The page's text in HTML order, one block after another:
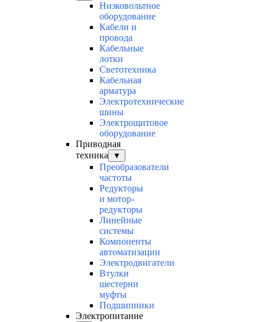
Низковольтное
оборудование
Кабели и
провода
Кабельные
лотки
Светотехника
Кабельная
арматура
Электротехнические
шины
Электрощитовое
оборудование
Приводная
техника
▼
Преобразователи
частоты
Редукторы
и мотор-
редукторы
Линейные
системы
Компоненты
автоматизации
Электродвигатели
Втулки
шестерни
муфты
Подшипники
Электропитание